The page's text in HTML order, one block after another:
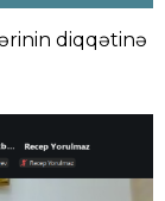
diqqətinə